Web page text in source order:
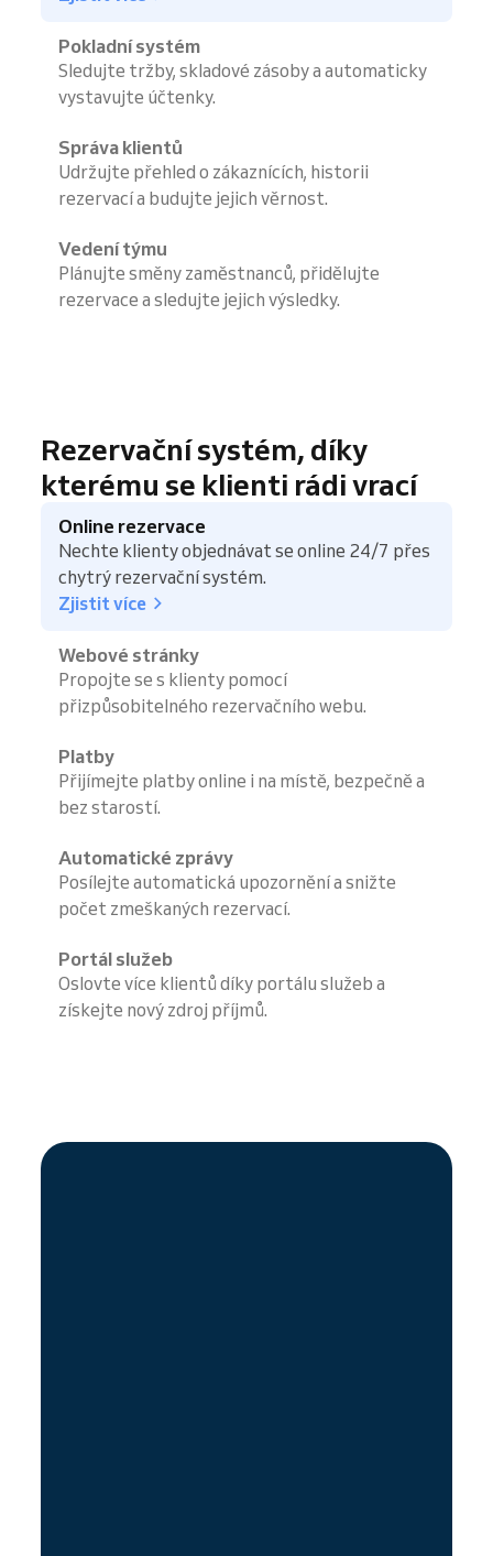
Pokladní systém
Sledujte tržby, skladové zásoby a automaticky
vystavujte účtenky.
Správa klientů
Udržujte přehled o zákaznících, historii
rezervací a budujte jejich věrnost.
Vedení týmu
Plánujte směny zaměstnanců, přidělujte
rezervace a sledujte jejich výsledky.
Rezervační systém, díky
kterému se klienti rádi vrací
Online rezervace
Nechte klienty objednávat se online 24/7 přes
chytrý rezervační systém.
Zjistit více
Webové stránky
Propojte se s klienty pomocí
přizpůsobitelného rezervačního webu.
Platby
Přijímejte platby online i na místě, bezpečně a
bez starostí.
Automatické zprávy
Posílejte automatická upozornění a snižte
počet zmeškaných rezervací.
Portál služeb
Oslovte více klientů díky portálu služeb a
získejte nový zdroj příjmů.